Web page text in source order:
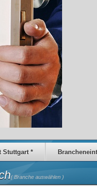
Stuttgart *
( Branche auswählen )